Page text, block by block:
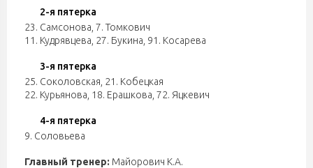
2-я пятерка
23. Самсонова 7. Томкович
11. Кудрявцева 27. Букина 91. Косарева
3-я пятерка
25. Соколовская 21. Кобецкая
22. Курьянова 18. Ерашкова 72. Яцкевич
4-я пятерка
9. Соловьева
Главный тренер: Майорович К.А.